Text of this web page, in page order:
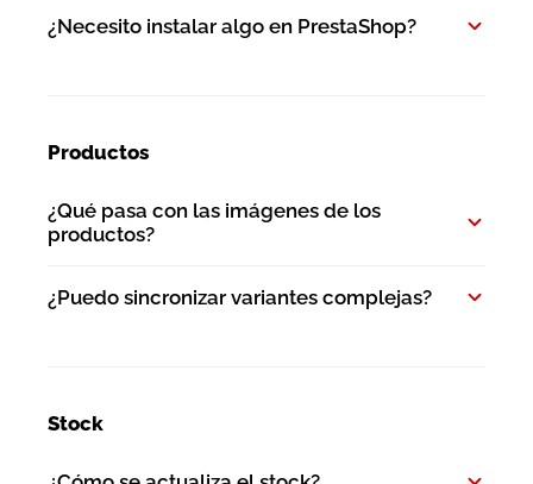
¿Necesito instalar algo en PrestaShop?
Productos
¿Qué pasa con las imágenes de los
productos?
¿Puedo sincronizar variantes complejas?
Stock